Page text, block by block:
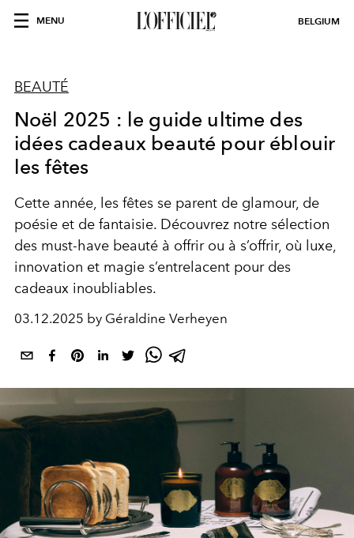
MENU BELGIUM
BEAUTÉ
Noël 2025 : le guide ultime des
idées cadeaux beauté pour éblouir
les fêtes
Cette année, les fêtes se parent de glamour, de
poésie et de fantaisie. Découvrez notre sélection
des must-have beauté à offrir ou à s’offrir, où luxe,
innovation et magie s’entrelacent pour des
cadeaux inoubliables.
03.12.2025 by Géraldine Verheyen